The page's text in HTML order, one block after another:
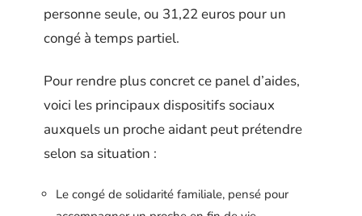
personne seule, ou 31,22 euros pour un
congé à temps partiel.
Pour rendre plus concret ce panel d’aides,
voici les principaux dispositifs sociaux
auxquels un proche aidant peut prétendre
selon sa situation :
Le congé de solidarité familiale, pensé pour